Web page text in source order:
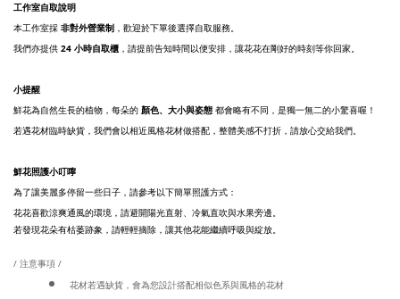
工作室自取說明
本工作室採 非對外營業制 ，歡迎於下單後選擇自取服務。
我們亦提供 24 小時自取櫃 ，請提前告知時間以便安排，讓花花在剛好的時刻等你回家。
小提醒
鮮花為自然生長的植物，每朵的 顏色、大小與姿態 都會略有不同，是獨一無二的小驚喜喔！
若遇花材臨時缺貨，我們會以相近風格花材做搭配，整體美感不打折，請放心交給我們。
鮮花照護小叮嚀
為了讓美麗多停留一些日子，請參考以下簡單照護方式：
花花喜歡涼爽通風的環境，請避開陽光直射、冷氣直吹與水果旁邊。
若發現花朵有枯萎跡象，請輕輕摘除，讓其他花能繼續呼吸與綻放。
/ 注意事項 /
花材若遇缺貨，會為您設計搭配相似色系與風格的花材